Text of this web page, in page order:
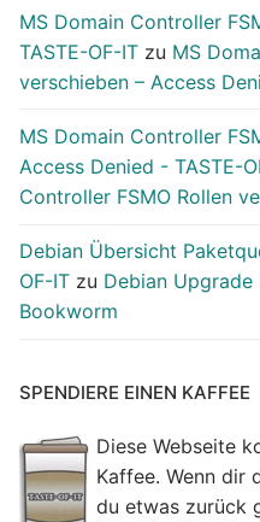
MS Domain Controller
TASTE-OF-IT zu MS
verschieben – Access
MS Domain Controller
Access Denied - TASTE-
Controller FSMO Rollen
Debian Übersicht
OF-IT zu Debian Upgrade
Bookworm
SPENDIERE EINEN KAFFEE
Diese Webseite
Kaffee. Wenn dir
du etwas zurück